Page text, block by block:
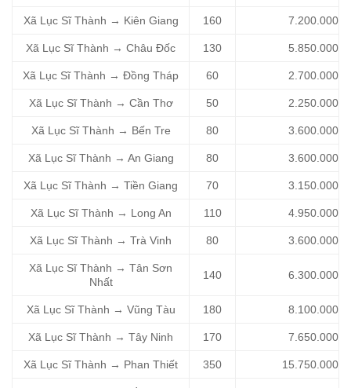
Xã Lục Sĩ Thành → Kiên Giang 160 7.200.000
Xã Lục Sĩ Thành → Châu Đốc 130 5.850.000
Xã Lục Sĩ Thành → Đồng Tháp 60 2.700.000
Xã Lục Sĩ Thành → Cần Thơ 50 2.250.000
Xã Lục Sĩ Thành → Bến Tre 80 3.600.000
Xã Lục Sĩ Thành → An Giang 80 3.600.000
Xã Lục Sĩ Thành → Tiền Giang 70 3.150.000
Xã Lục Sĩ Thành → Long An 110 4.950.000
Xã Lục Sĩ Thành → Trà Vinh 80 3.600.000
Xã Lục Sĩ Thành → Tân Sơn
Nhất
140 6.300.000
Xã Lục Sĩ Thành → Vũng Tàu 180 8.100.000
Xã Lục Sĩ Thành → Tây Ninh 170 7.650.000
Xã Lục Sĩ Thành → Phan Thiết 350 15.750.000